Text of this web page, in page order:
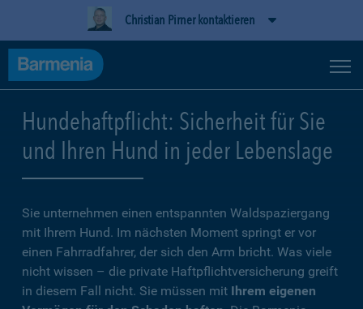
Christian Pirner kontaktieren
Hundehaftpflicht: Sicherheit für Sie
und Ihren Hund in jeder Lebenslage
Sie unternehmen einen entspannten Waldspaziergang
mit Ihrem Hund. Im nächsten Moment springt er vor
einen Fahrradfahrer, der sich den Arm bricht. Was viele
nicht wissen – die private Haftpflichtversicherung greift
in diesem Fall nicht. Sie müssen mit Ihrem eigenen